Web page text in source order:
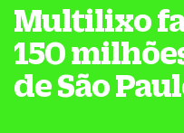
Multilixo
150
de São